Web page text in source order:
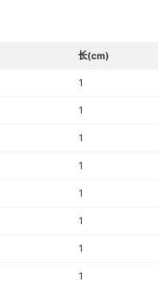
长(cm)
1
1
1
1
1
1
1
1